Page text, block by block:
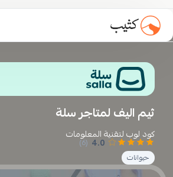
ثيم اليف لمتاجر سلة
كود لوب لتقنية المعلومات
4.0
(6)
حيوانات